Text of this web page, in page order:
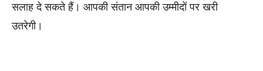
सलाह दे सकते हैं। आपकी संतान आपकी उम्मीदों पर खरी
उतरेगी।